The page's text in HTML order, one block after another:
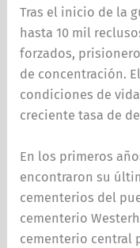
Tras el inicio de la
hasta 10 mil
forzados,
de concentración.
condiciones de
creciente tasa de
En los primeros
encontraron su
cementerios del
cementerio
cementerio central